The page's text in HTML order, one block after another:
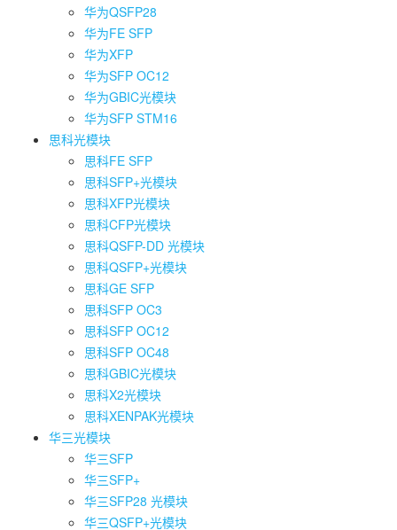
华为QSFP28
华为FE SFP
华为XFP
华为SFP OC12
华为GBIC光模块
华为SFP STM16
思科光模块
思科FE SFP
思科SFP+光模块
思科XFP光模块
思科CFP光模块
思科QSFP-DD 光模块
思科QSFP+光模块
思科GE SFP
思科SFP OC3
思科SFP OC12
思科SFP OC48
思科GBIC光模块
思科X2光模块
思科XENPAK光模块
华三光模块
华三SFP
华三SFP+
华三SFP28 光模块
华三QSFP+光模块